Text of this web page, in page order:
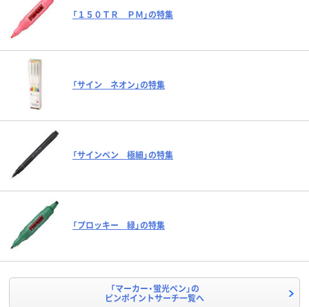
「１５０ＴＲ ＰＭ」の特集
「サイン ネオン」の特集
「サインペン 極細」の特集
「プロッキー 緑」の特集
「マーカー・蛍光ペン」の
ピンポイントサーチ一覧へ